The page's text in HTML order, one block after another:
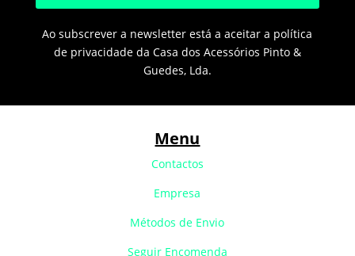
Ao subscrever a newsletter está a aceitar a política
de privacidade da Casa dos Acessórios Pinto &
Guedes, Lda.
Menu
Contactos
Empresa
Métodos de Envio
Seguir Encomenda